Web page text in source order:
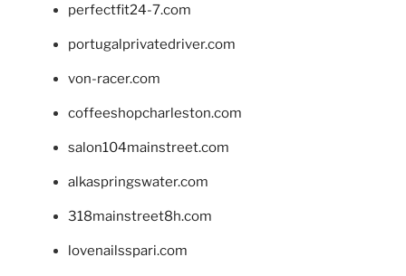
perfectfit24-7.com
portugalprivatedriver.com
von-racer.com
coffeeshopcharleston.com
salon104mainstreet.com
alkaspringswater.com
318mainstreet8h.com
lovenailsspari.com